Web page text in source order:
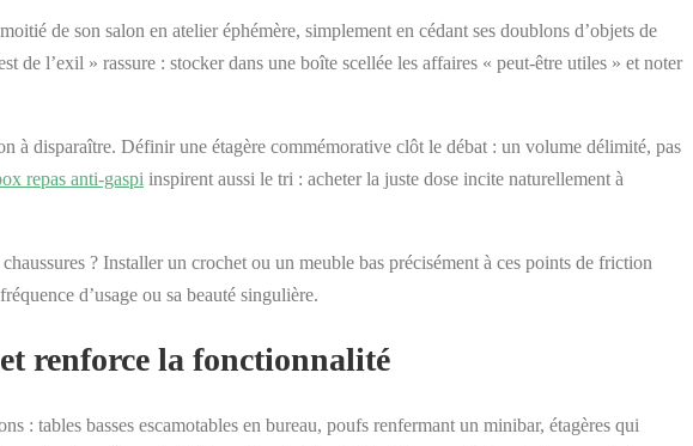
de son salon en atelier éphémère, simplement en cédant ses doublons d’objets de
l’exil » rassure : stocker dans une boîte scellée les affaires « peut-être utiles » et noter
disparaître. Définir une étagère commémorative clôt le débat : un volume délimité, pas
repas anti-gaspi inspirent aussi le tri : acheter la juste dose incite naturellement à
? Installer un crochet ou un meuble bas précisément à ces points de friction
d’usage ou sa beauté singulière.
renforce la fonctionnalité
: tables basses escamotables en bureau, poufs renfermant un minibar, étagères qui